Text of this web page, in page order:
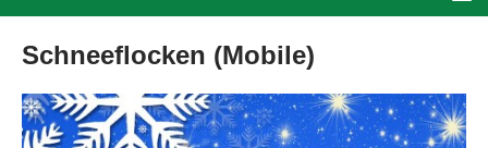
Schneeflocken (Mobile)